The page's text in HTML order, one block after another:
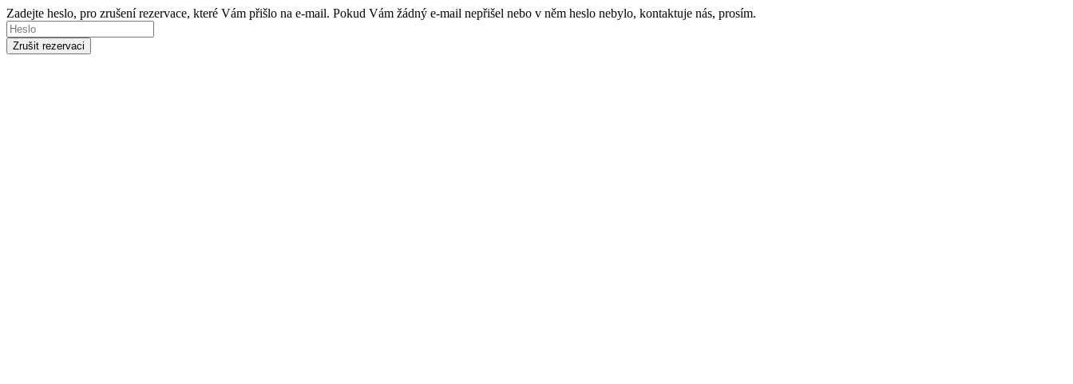
Zadejte heslo, pro zrušení rezervace, které Vám přišlo na e-mail. Pokud Vám žádný e-mail nepřišel nebo v něm heslo nebylo, kontaktuje nás, prosím.
Zrušit rezervaci